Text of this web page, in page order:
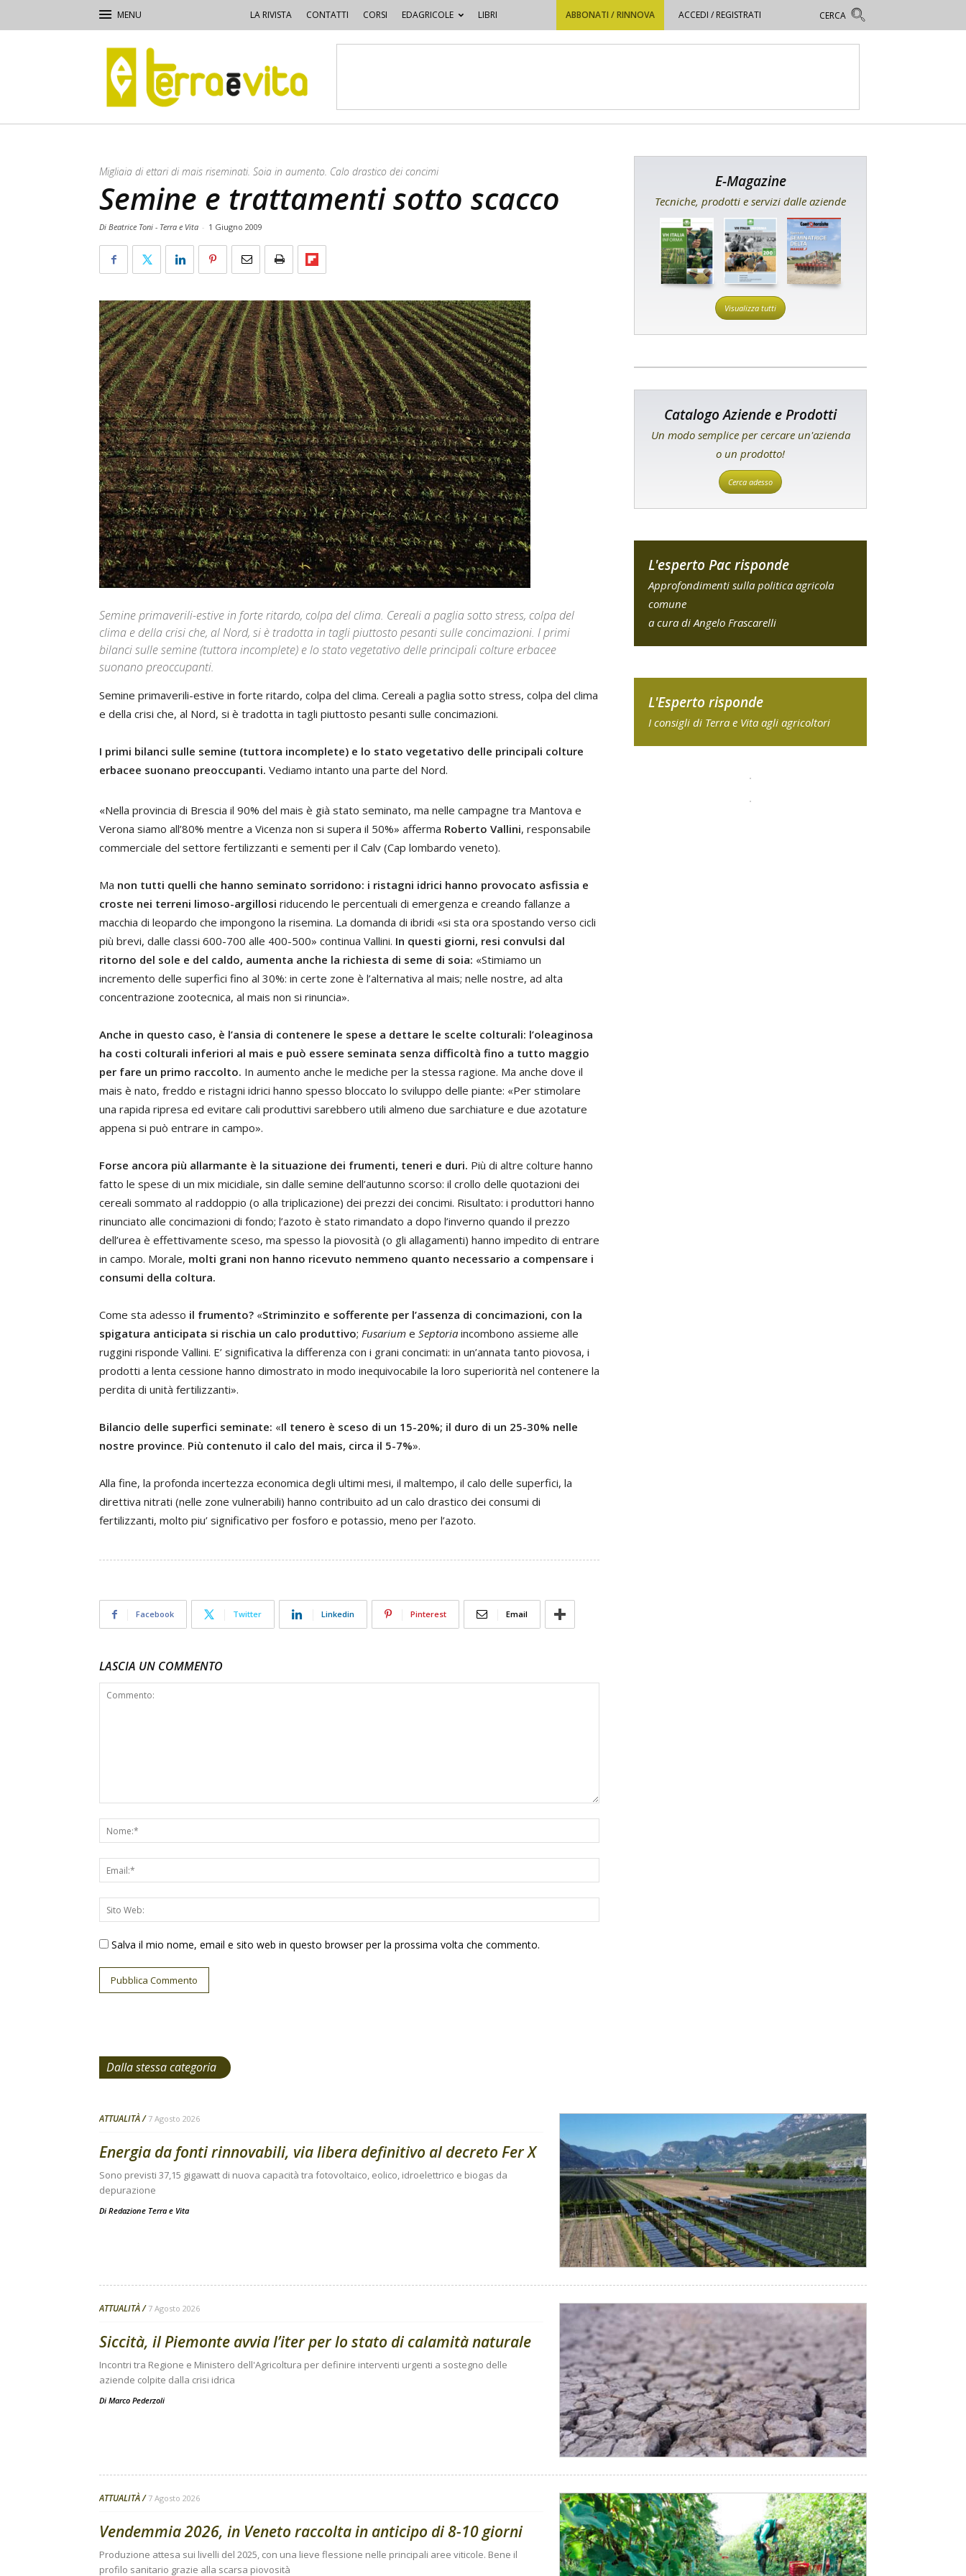
LA RIVISTA CONTATTI CORSI EDAGRICOLE LIBRI ABBONATI / RINNOVA ACCEDI / REGISTRATI
Terra
e
Vita
Migliaia di ettari di mais riseminati. Soia in aumento. Calo drastico dei concimi
Semine e trattamenti sotto scacco
Di Beatrice Toni - Terra e Vita - 1 Giugno 2009
Semine primaverili-estive in forte ritardo, colpa del clima. Cereali a paglia sotto stress, colpa del
clima e della crisi che, al Nord, si è tradotta in tagli piuttosto pesanti sulle concimazioni. I primi
bilanci sulle semine (tuttora incomplete) e lo stato vegetativo delle principali colture erbacee
suonano preoccupanti.
Semine primaverili-estive in forte ritardo, colpa del clima. Cereali a paglia sotto stress, colpa del clima
e della crisi che, al Nord, si è tradotta in tagli piuttosto pesanti sulle concimazioni.
I primi bilanci sulle semine (tuttora incomplete) e lo stato vegetativo delle principali colture
erbacee suonano preoccupanti. Vediamo intanto una parte del Nord.
«Nella provincia di Brescia il 90% del mais è già stato seminato, ma nelle campagne tra Mantova e
Verona siamo all’80% mentre a Vicenza non si supera il 50%» afferma Roberto Vallini, responsabile
commerciale del settore fertilizzanti e sementi per il Calv (Cap lombardo veneto).
Ma non tutti quelli che hanno seminato sorridono: i ristagni idrici hanno provocato asfissia e
croste nei terreni limoso-argillosi riducendo le percentuali di emergenza e creando fallanze a
macchia di leopardo che impongono la risemina. La domanda di ibridi «si sta ora spostando verso cicli
più brevi, dalle classi 600-700 alle 400-500» continua Vallini. In questi giorni, resi convulsi dal
ritorno del sole e del caldo, aumenta anche la richiesta di seme di soia: «Stimiamo un
incremento delle superfici fino al 30%: in certe zone è l’alternativa al mais; nelle nostre, ad alta
concentrazione zootecnica, al mais non si rinuncia».
Anche in questo caso, è l’ansia di contenere le spese a dettare le scelte colturali: l’oleaginosa
ha costi colturali inferiori al mais e può essere seminata senza difficoltà fino a tutto maggio
per fare un primo raccolto. In aumento anche le mediche per la stessa ragione. Ma anche dove il
mais è nato, freddo e ristagni idrici hanno spesso bloccato lo sviluppo delle piante: «Per stimolare
una rapida ripresa ed evitare cali produttivi sarebbero utili almeno due sarchiature e due azotature
appena si può entrare in campo».
Forse ancora più allarmante è la situazione dei frumenti, teneri e duri. Più di altre colture hanno
fatto le spese di un mix micidiale, sin dalle semine dell’autunno scorso: il crollo delle quotazioni dei
cereali sommato al raddoppio (o alla triplicazione) dei prezzi dei concimi. Risultato: i produttori hanno
rinunciato alle concimazioni di fondo; l’azoto è stato rimandato a dopo l’inverno quando il prezzo
dell’urea è effettivamente sceso, ma spesso la piovosità (o gli allagamenti) hanno impedito di entrare
in campo. Morale, molti grani non hanno ricevuto nemmeno quanto necessario a compensare i
consumi della coltura.
Come sta adesso il frumento? «Striminzito e sofferente per l’assenza di concimazioni, con la
spigatura anticipata si rischia un calo produttivo; Fusarium e Septoria incombono assieme alle
ruggini risponde Vallini. E’ significativa la differenza con i grani concimati: in un’annata tanto piovosa, i
prodotti a lenta cessione hanno dimostrato in modo inequivocabile la loro superiorità nel contenere la
perdita di unità fertilizzanti».
Bilancio delle superfici seminate: «Il tenero è sceso di un 15-20%; il duro di un 25-30% nelle
nostre province. Più contenuto il calo del mais, circa il 5-7%».
Alla fine, la profonda incertezza economica degli ultimi mesi, il maltempo, il calo delle superfici, la
direttiva nitrati (nelle zone vulnerabili) hanno contribuito ad un calo drastico dei consumi di
fertilizzanti, molto piu’ significativo per fosforo e potassio, meno per l’azoto.
Facebook Twitter Linkedin Pinterest Email
LASCIA UN COMMENTO
Salva il mio nome, email e sito web in questo browser per la prossima volta che commento.
E-Magazine
Tecniche, prodotti e servizi dalle aziende
Visualizza tutti
Catalogo Aziende e Prodotti
Un modo semplice per cercare un'azienda
o un prodotto!
Cerca adesso
L'esperto Pac risponde
Approfondimenti sulla politica agricola
comune
a cura di Angelo Frascarelli
L'Esperto risponde
I consigli di Terra e Vita agli agricoltori
Dalla stessa categoria
ATTUALITÀ 7 Agosto 2026
Energia da fonti rinnovabili, via libera definitivo al decreto Fer X
Sono previsti 37,15 gigawatt di nuova capacità tra fotovoltaico, eolico, idroelettrico e biogas da
depurazione
Di Redazione Terra e Vita
ATTUALITÀ 7 Agosto 2026
Siccità, il Piemonte avvia l’iter per lo stato di calamità naturale
Incontri tra Regione e Ministero dell'Agricoltura per definire interventi urgenti a sostegno delle
aziende colpite dalla crisi idrica
Di Marco Pederzoli
ATTUALITÀ 7 Agosto 2026
Vendemmia 2026, in Veneto raccolta in anticipo di 8-10 giorni
Produzione attesa sui livelli del 2025, con una lieve flessione nelle principali aree viticole. Bene il
profilo sanitario grazie alla scarsa piovosità